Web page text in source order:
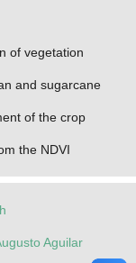
of vegetation
and sugarcane
of the crop
the NDVI
Aguilar